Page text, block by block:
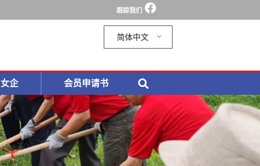
跟踪我们
简体中文
女企 会员申请书